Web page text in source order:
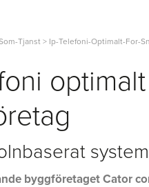
Tjanst > Ip-Telefoni-Optimalt-For-
byggföretaget Cator